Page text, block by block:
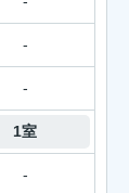
-
-
1室
-